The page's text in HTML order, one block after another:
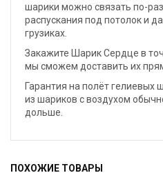
шарики можно связать по-
распускания под потолок и
грузиках.
Закажите Шарик Сердце в
мы сможем доставить их
Гарантия на полёт гелиевых
из шариков с воздухом
дольше.
ПОХОЖИЕ ТОВАРЫ